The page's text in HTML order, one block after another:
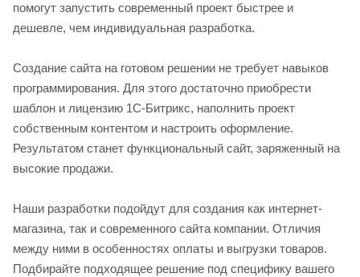
помогут запустить современный проект быстрее и
дешевле, чем индивидуальная разработка.
Создание сайта на готовом решении не требует навыков
программирования. Для этого достаточно приобрести
шаблон и лицензию 1С-Битрикс, наполнить проект
собственным контентом и настроить оформление.
Результатом станет функциональный сайт, заряженный на
высокие продажи.
Наши разработки подойдут для создания как интернет-
магазина, так и современного сайта компании. Отличия
между ними в особенностях оплаты и выгрузки товаров.
Подбирайте подходящее решение под специфику вашего